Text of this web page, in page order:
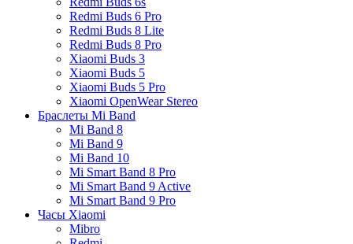
Redmi Buds 6 Pro
Redmi Buds 8 Lite
Redmi Buds 8 Pro
Xiaomi Buds 3
Xiaomi Buds 5
Xiaomi Buds 5 Pro
Xiaomi OpenWear Stereo
Браслеты Mi Band
Mi Band 8
Mi Band 9
Mi Band 10
Mi Smart Band 8 Pro
Mi Smart Band 9 Active
Mi Smart Band 9 Pro
Часы Xiaomi
Mibro